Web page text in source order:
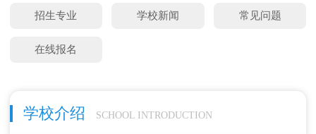
招生专业 学校新闻 常见问题
在线报名
学校介绍 SCHOOL INTRODUCTION